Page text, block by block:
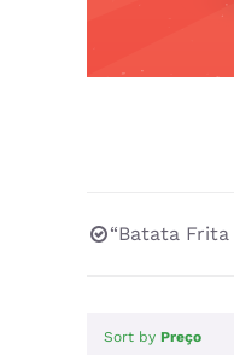
“Batata
Sort by Preço